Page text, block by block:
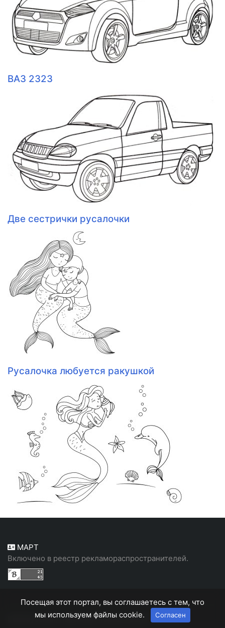
ВАЗ 2323
Две сестрички русалочки
Русалочка любуется ракушкой
МАРТ
Включено в реестр рекламораспространителей.
Белорусский, народный портал "Белн" © 2026
Посещая этот портал, вы соглашаетесь с тем, что
мы используем файлы cookie.
Согласен